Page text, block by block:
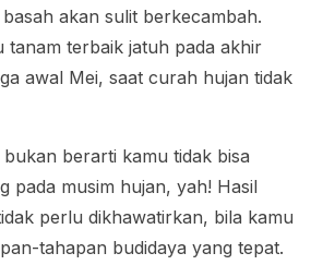
akan sulit berkecambah.
tanam terbaik jatuh pada akhir
awal Mei, saat curah hujan tidak
bukan berarti kamu tidak bisa
pada musim hujan, yah! Hasil
perlu dikhawatirkan, bila kamu
tahapan budidaya yang tepat.